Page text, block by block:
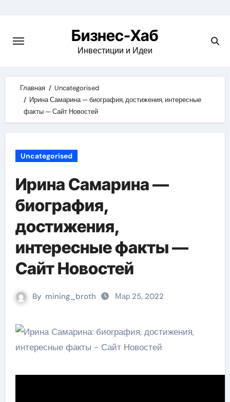
content
Бизнес-Хаб
Инвестиции и Идеи
Главная
Uncategorised
Ирина Самарина — биография, достижения, интересные
факты — Сайт Новостей
Uncategorised
Ирина Самарина —
биография,
достижения,
интересные факты —
Сайт Новостей
By mining_broth Мар 25, 2022